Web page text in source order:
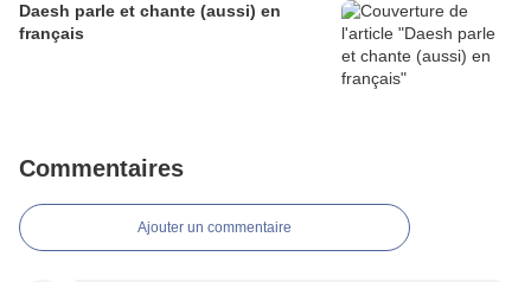
Daesh parle et chante (aussi) en
français
Commentaires
Ajouter un commentaire